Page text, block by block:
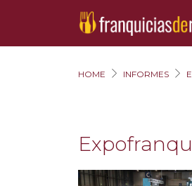
HOME INFORMES